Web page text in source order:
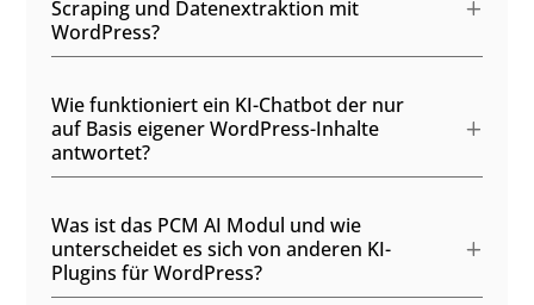
Scraping und Datenextraktion mit
WordPress?
Wie funktioniert ein KI-Chatbot der nur
auf Basis eigener WordPress-Inhalte
antwortet?
Was ist das PCM AI Modul und wie
unterscheidet es sich von anderen KI-
Plugins für WordPress?